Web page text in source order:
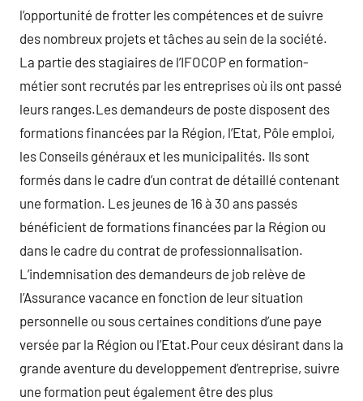
l’opportunité de frotter les compétences et de suivre
des nombreux projets et tâches au sein de la société.
La partie des stagiaires de l’IFOCOP en formation-
métier sont recrutés par les entreprises où ils ont passé
leurs ranges.Les demandeurs de poste disposent des
formations financées par la Région, l’Etat, Pôle emploi,
les Conseils généraux et les municipalités. Ils sont
formés dans le cadre d’un contrat de détaillé contenant
une formation. Les jeunes de 16 à 30 ans passés
bénéficient de formations financées par la Région ou
dans le cadre du contrat de professionnalisation.
L’indemnisation des demandeurs de job relève de
l’Assurance vacance en fonction de leur situation
personnelle ou sous certaines conditions d’une paye
versée par la Région ou l’Etat.Pour ceux désirant dans la
grande aventure du developpement d’entreprise, suivre
une formation peut également être des plus